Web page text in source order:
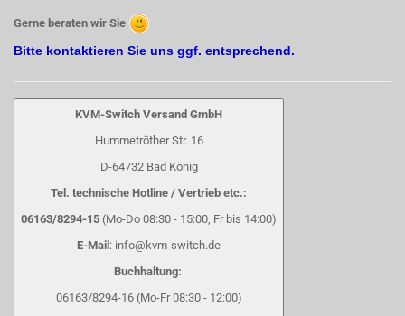
Gerne beraten wir Sie
Bitte kontaktieren Sie uns ggf. entsprechend.
KVM-Switch Versand GmbH
Hummetröther Str. 16
D-64732 Bad König
Tel. technische Hotline / Vertrieb etc.:
06163/8294-15 (Mo-Do 08:30 - 15:00, Fr bis 14:00)
E-Mail : info@kvm-switch.de
Buchhaltung:
06163/8294-16 (Mo-Fr 08:30 - 12:00)